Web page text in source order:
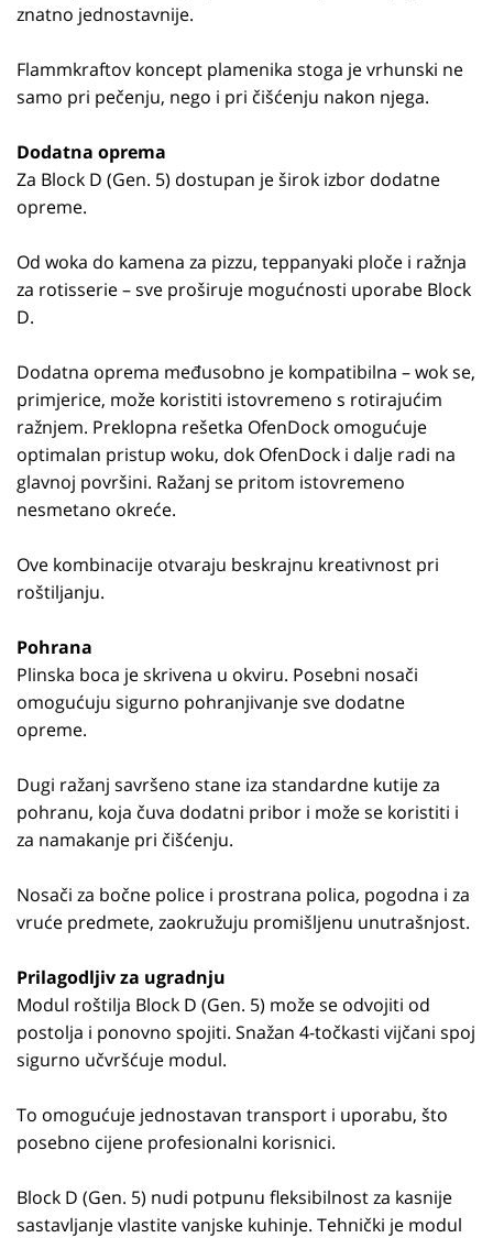
znatno jednostavnije.
Flammkraftov koncept plamenika stoga je vrhunski ne
samo pri pečenju, nego i pri čišćenju nakon njega.
Dodatna oprema
Za Block D (Gen. 5) dostupan je širok izbor dodatne
opreme.
Od woka do kamena za pizzu, teppanyaki ploče i ražnja
za rotisserie – sve proširuje mogućnosti uporabe Block
D.
Dodatna oprema međusobno je kompatibilna – wok se,
primjerice, može koristiti istovremeno s rotirajućim
ražnjem. Preklopna rešetka OfenDock omogućuje
optimalan pristup woku, dok OfenDock i dalje radi na
glavnoj površini. Ražanj se pritom istovremeno
nesmetano okreće.
Ove kombinacije otvaraju beskrajnu kreativnost pri
roštiljanju.
Pohrana
Plinska boca je skrivena u okviru. Posebni nosači
omogućuju sigurno pohranjivanje sve dodatne
opreme.
Dugi ražanj savršeno stane iza standardne kutije za
pohranu, koja čuva dodatni pribor i može se koristiti i
za namakanje pri čišćenju.
Nosači za bočne police i prostrana polica, pogodna i za
vruće predmete, zaokružuju promišljenu unutrašnjost.
Prilagodljiv za ugradnju
Modul roštilja Block D (Gen. 5) može se odvojiti od
postolja i ponovno spojiti. Snažan 4-točkasti vijčani spoj
sigurno učvršćuje modul.
To omogućuje jednostavan transport i uporabu, što
posebno cijene profesionalni korisnici.
Block D (Gen. 5) nudi potpunu fleksibilnost za kasnije
sastavljanje vlastite vanjske kuhinje. Tehnički je modul